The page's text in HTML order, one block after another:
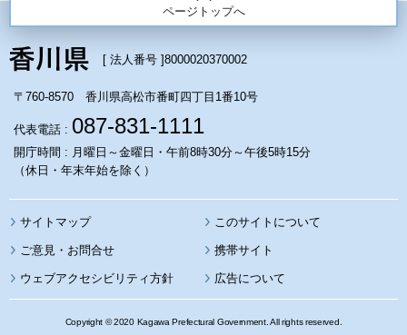
ページトップへ
[ 法人番号 ]8000020370002
〒760-8570 香川県高松市番町四丁目1番10号
代表電話 : 087-831-1111
開庁時間 : 月曜日～金曜日・午前8時30分～午後5時15分
（休日・年末年始を除く）
サイトマップ このサイトについて
携帯サイト
ウェブアクセシビリティ方針 広告について
Copyright © 2020 Kagawa Prefectural Government. All rights reserved.